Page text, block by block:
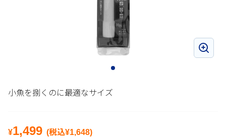
小魚を捌くのに最適なサイズ
¥1,499 (税込¥1,648)